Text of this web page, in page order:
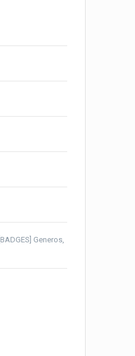
[BADGES] Generos,